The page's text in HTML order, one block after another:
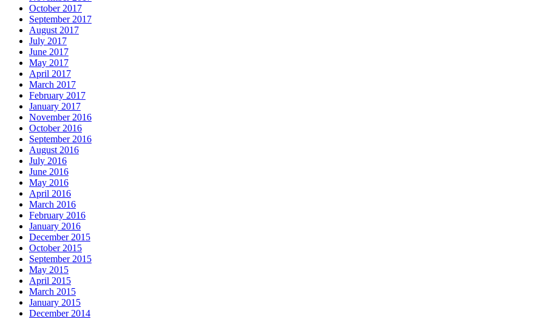
October 2017
September 2017
August 2017
July 2017
June 2017
May 2017
April 2017
March 2017
February 2017
January 2017
November 2016
October 2016
September 2016
August 2016
July 2016
June 2016
May 2016
April 2016
March 2016
February 2016
January 2016
December 2015
October 2015
September 2015
May 2015
April 2015
March 2015
January 2015
December 2014